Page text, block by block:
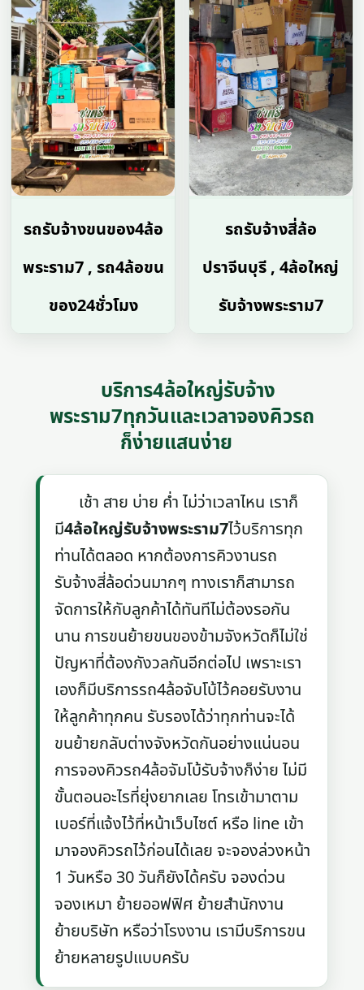
รถรับจ้างขนของ4ล้อ
พระราม7 , รถ4ล้อขน
ของ24ชั่วโมง
รถรับจ้างสี่ล้อ
ปราจีนบุรี , 4ล้อใหญ่
รับจ้างพระราม7
บริการ4ล้อใหญ่รับจ้าง
พระราม7ทุกวันและเวลาจองคิวรถ
ก็ง่ายแสนง่าย
เช้า สาย บ่าย ค่ำ ไม่ว่าเวลาไหน เราก็
มี4ล้อใหญ่รับจ้างพระราม7ไว้บริการทุก
ท่านได้ตลอด หากต้องการคิวงานรถ
รับจ้างสี่ล้อด่วนมากๆ ทางเราก็สามารถ
จัดการให้กับลูกค้าได้ทันทีไม่ต้องรอกัน
นาน การขนย้ายขนของข้ามจังหวัดก็ไม่ใช่
ปัญหาที่ต้องกังวลกันอีกต่อไป เพราะเรา
เองก็มีบริการรถ4ล้อจับโบ้ไว้คอยรับงาน
ให้ลูกค้าทุกคน รับรองได้ว่าทุกท่านจะได้
ขนย้ายกลับต่างจังหวัดกันอย่างแน่นอน
การจองคิวรถ4ล้อจัมโบ้รับจ้างก็ง่าย ไม่มี
ขั้นตอนอะไรที่ยุ่งยากเลย โทรเข้ามาตาม
เบอร์ที่แจ้งไว้ที่หน้าเว็บไซต์ หรือ line เข้า
มาจองคิวรถไว้ก่อนได้เลย จะจองล่วงหน้า
1 วันหรือ 30 วันก็ยังได้ครับ จองด่วน
จองเหมา ย้ายออฟฟิศ ย้ายสำนักงาน
ย้ายบริษัท หรือว่าโรงงาน เรามีบริการขน
ย้ายหลายรูปแบบครับ